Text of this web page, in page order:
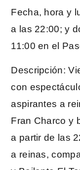
Fecha, hora y
a las 22:00; y
11:00 en el
Descripción:
con
aspirantes a
Fran Charco y
a partir de las
a reinas,